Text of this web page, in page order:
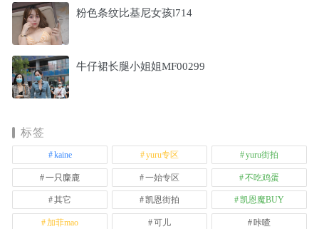
粉色条纹比基尼女孩l714
牛仔裙长腿小姐姐MF00299
标签
kaine yuru专区 yuru街拍
一只麋鹿 一始专区 不吃鸡蛋
其它 凯恩街拍 凯恩魔BUY
加菲mao 可儿 咔喳